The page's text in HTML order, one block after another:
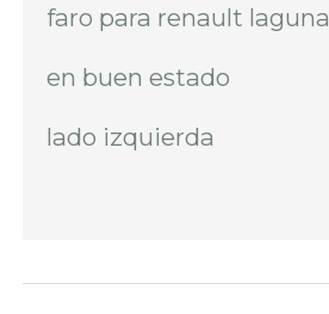
faro para renault
en buen estado
lado izquierda